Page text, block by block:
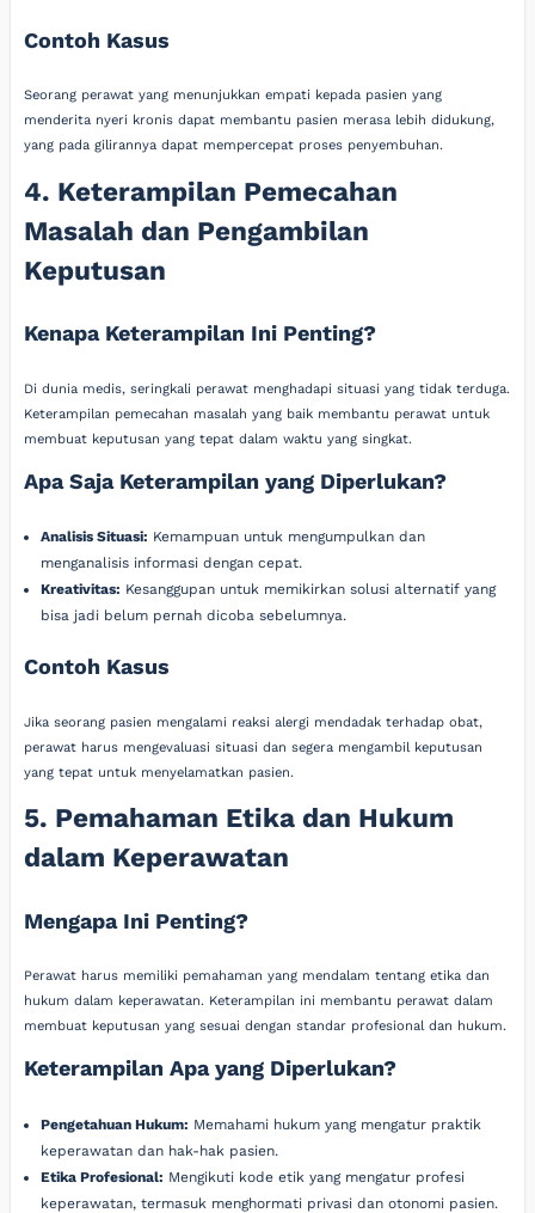
Contoh Kasus
Seorang perawat yang menunjukkan empati kepada pasien yang
menderita nyeri kronis dapat membantu pasien merasa lebih didukung,
yang pada gilirannya dapat mempercepat proses penyembuhan.
4. Keterampilan Pemecahan
Masalah dan Pengambilan
Keputusan
Kenapa Keterampilan Ini Penting?
Di dunia medis, seringkali perawat menghadapi situasi yang tidak terduga.
Keterampilan pemecahan masalah yang baik membantu perawat untuk
membuat keputusan yang tepat dalam waktu yang singkat.
Apa Saja Keterampilan yang Diperlukan?
Analisis Situasi: Kemampuan untuk mengumpulkan dan
menganalisis informasi dengan cepat.
Kreativitas: Kesanggupan untuk memikirkan solusi alternatif yang
bisa jadi belum pernah dicoba sebelumnya.
Contoh Kasus
Jika seorang pasien mengalami reaksi alergi mendadak terhadap obat,
perawat harus mengevaluasi situasi dan segera mengambil keputusan
yang tepat untuk menyelamatkan pasien.
5. Pemahaman Etika dan Hukum
dalam Keperawatan
Mengapa Ini Penting?
Perawat harus memiliki pemahaman yang mendalam tentang etika dan
hukum dalam keperawatan. Keterampilan ini membantu perawat dalam
membuat keputusan yang sesuai dengan standar profesional dan hukum.
Keterampilan Apa yang Diperlukan?
Pengetahuan Hukum: Memahami hukum yang mengatur praktik
keperawatan dan hak-hak pasien.
Etika Profesional: Mengikuti kode etik yang mengatur profesi
keperawatan, termasuk menghormati privasi dan otonomi pasien.